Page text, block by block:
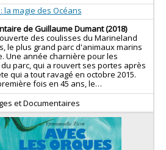
la magie des Océans
de Guillaume Dumant (2018)
des coulisses du Marineland
le plus grand parc d'animaux marins
Une année charnière pour les
parc, qui a rouvert ses portes après
qui a tout ravagé en octobre 2015.
fois en 45 ans, le…
et Documentaires